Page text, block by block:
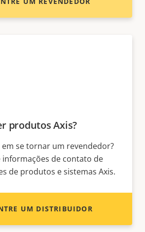
produtos Axis?
se tornar um revendedor?
informações de contato de
de produtos e sistemas Axis.
UM DISTRIBUIDOR